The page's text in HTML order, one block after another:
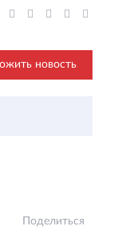
новость
Поделиться